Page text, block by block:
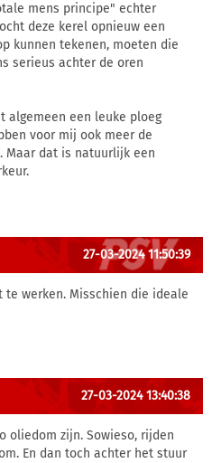
mens principe" echter
deze kerel opnieuw een
kunnen tekenen, moeten die
serieus achter de oren
algemeen een leuke ploeg
voor mij ook meer de
Maar dat is natuurlijk een
27-03-2024 11:50:39
te werken. Misschien die ideale
27-03-2024 13:40:38
oliedom zijn. Sowieso, rijden
En dan toch achter het stuur